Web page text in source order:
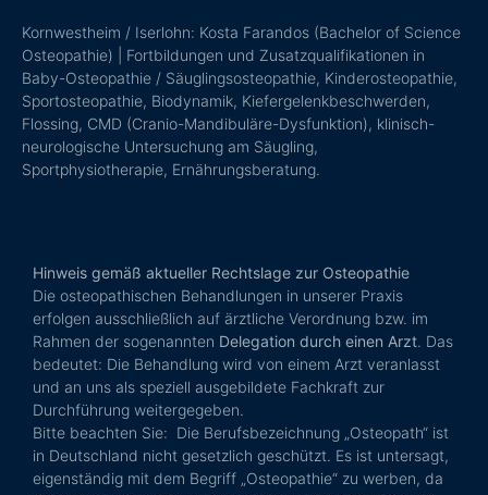
Kornwestheim / Iserlohn: Kosta Farandos (Bachelor of Science
Osteopathie) | Fortbildungen und Zusatzqualifikationen in
Baby-Osteopathie / Säuglingsosteopathie, Kinderosteopathie,
Sportosteopathie, Biodynamik, Kiefergelenkbeschwerden,
Flossing, CMD (Cranio-Mandibuläre-Dysfunktion), klinisch-
neurologische Untersuchung am Säugling,
Sportphysiotherapie, Ernährungsberatung.
Hinweis gemäß aktueller Rechtslage zur Osteopathie
Die osteopathischen Behandlungen in unserer Praxis
erfolgen ausschließlich auf ärztliche Verordnung bzw. im
Rahmen der sogenannten Delegation durch einen Arzt. Das
bedeutet: Die Behandlung wird von einem Arzt veranlasst
und an uns als speziell ausgebildete Fachkraft zur
Durchführung weitergegeben.
Bitte beachten Sie: Die Berufsbezeichnung „Osteopath“ ist
in Deutschland nicht gesetzlich geschützt. Es ist untersagt,
eigenständig mit dem Begriff „Osteopathie“ zu werben, da